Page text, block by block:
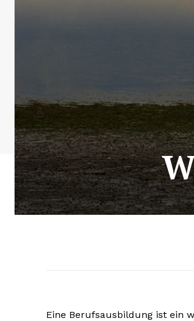
Eine Berufsausbildung ist ein